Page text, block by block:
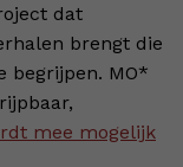
dat
brengt die
begrijpen. MO*
mee mogelijk